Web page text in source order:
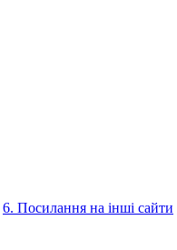
6. Посилання на інші сайти